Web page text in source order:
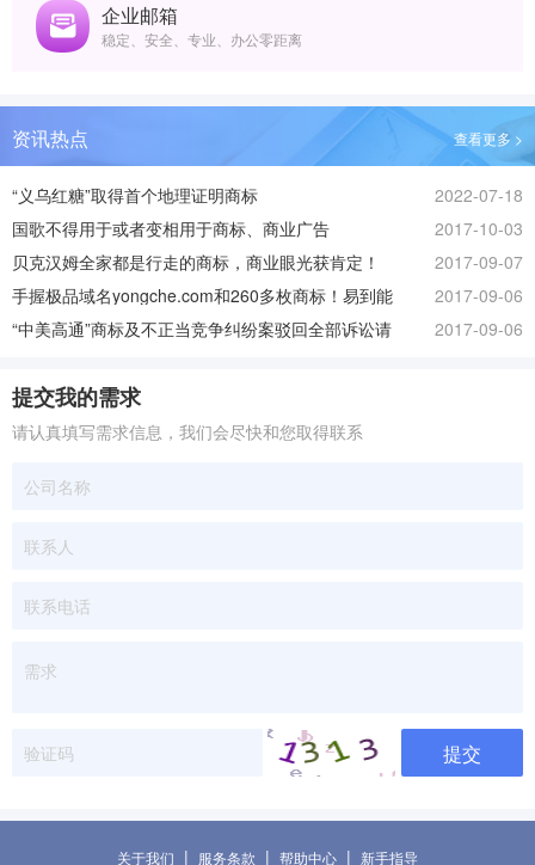
企业邮箱
稳定、安全、专业、办公零距离
资讯热点 查看更多 >
“义乌红糖”取得首个地理证明商标
2022-07-18
国歌不得用于或者变相用于商标、商业广告
2017-10-03
贝克汉姆全家都是行走的商标，商业眼光获肯定！
2017-09-07
手握极品域名yongche.com和260多枚商标！易到能
否起死回生？
2017-09-06
“中美高通”商标及不正当竞争纠纷案驳回全部诉讼请
2017-09-06
提交我的需求
请认真填写需求信息，我们会尽快和您取得联系
提交
关于我们 | 服务条款 | 帮助中心 | 新手指导